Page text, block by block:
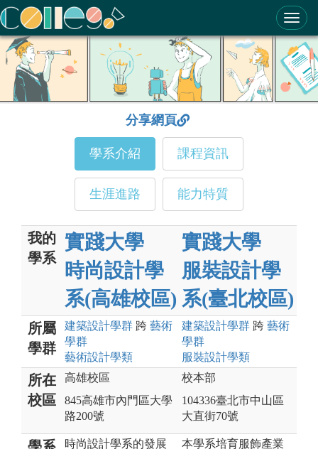
ColleGo! 大學選才與高中育才輔助系統
分享網頁
學系介紹 課程資訊
生涯進路 能力特質
我的
學系
實踐大學
時尚設計學
系(高雄校區)
實踐大學
服裝設計學
系(臺北校區)
所屬
學群
建築設計學群 跨 藝術
學群
藝術設計學類
建築設計學群 跨 藝術
學群
服裝設計學類
所在
校區
高雄校區
845高雄市內門區大學
路200號
校本部
104336臺北市中山區
大直街70號
時尚設計學系的發展
本學系培育服飾產業